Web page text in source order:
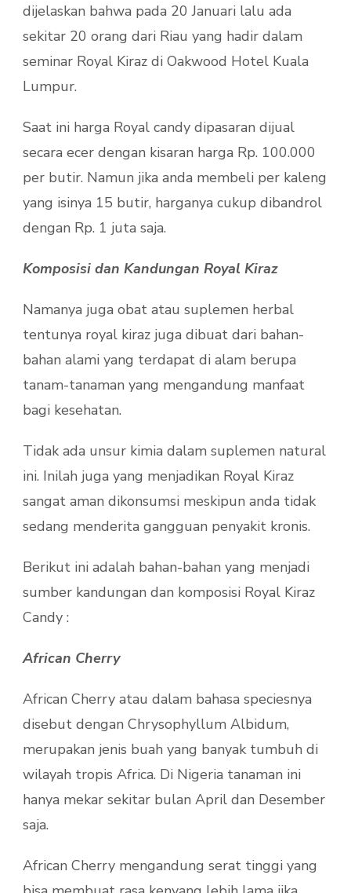
dijelaskan bahwa pada 20 Januari lalu ada
sekitar 20 orang dari Riau yang hadir dalam
seminar Royal Kiraz di Oakwood Hotel Kuala
Lumpur.
Saat ini harga Royal candy dipasaran dijual
secara ecer dengan kisaran harga Rp. 100.000
per butir. Namun jika anda membeli per kaleng
yang isinya 15 butir, harganya cukup dibandrol
dengan Rp. 1 juta saja.
Komposisi dan Kandungan Royal Kiraz
Namanya juga obat atau suplemen herbal
tentunya royal kiraz juga dibuat dari bahan-
bahan alami yang terdapat di alam berupa
tanam-tanaman yang mengandung manfaat
bagi kesehatan.
Tidak ada unsur kimia dalam suplemen natural
ini. Inilah juga yang menjadikan Royal Kiraz
sangat aman dikonsumsi meskipun anda tidak
sedang menderita gangguan penyakit kronis.
Berikut ini adalah bahan-bahan yang menjadi
sumber kandungan dan komposisi Royal Kiraz
Candy :
African Cherry
African Cherry atau dalam bahasa speciesnya
disebut dengan Chrysophyllum Albidum,
merupakan jenis buah yang banyak tumbuh di
wilayah tropis Africa. Di Nigeria tanaman ini
hanya mekar sekitar bulan April dan Desember
saja.
African Cherry mengandung serat tinggi yang